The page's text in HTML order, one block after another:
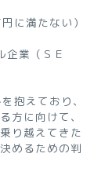
に満たない）
企業（ＳＥ
抱えており、
方に向けて、
り越えてきた
めるための判